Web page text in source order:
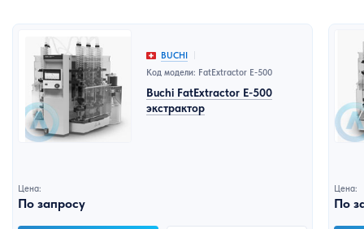
BUCHI
Код модели: FatExtractor E-500
Buchi FatExtractor E-500
экстрактор
Цена:
По запросу
Цена:
По